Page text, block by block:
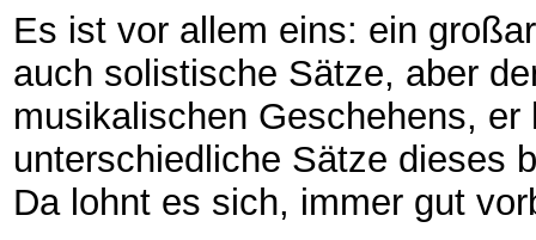
Es ist vor allem eins: ein
auch solistische Sätze, aber
musikalischen Geschehens,
unterschiedliche Sätze dieses
Da lohnt es sich, immer gut